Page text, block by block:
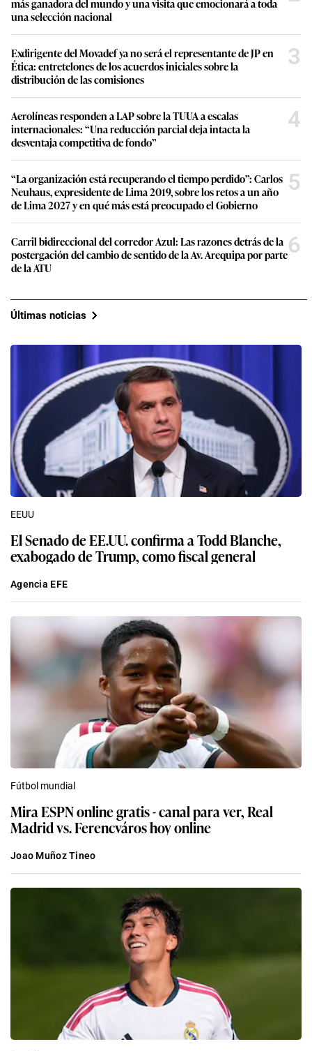
más ganadora del mundo y una visita que emocionará a toda
una selección nacional
Exdirigente del Movadef ya no será el representante de JP en
Ética: entretelones de los acuerdos iniciales sobre la
distribución de las comisiones
3
Aerolíneas responden a LAP sobre la TUUA a escalas
internacionales: “Una reducción parcial deja intacta la
desventaja competitiva de fondo”
4
“La organización está recuperando el tiempo perdido”: Carlos
Neuhaus, expresidente de Lima 2019, sobre los retos a un año
de Lima 2027 y en qué más está preocupado el Gobierno
5
Carril bidireccional del corredor Azul: Las razones detrás de la
postergación del cambio de sentido de la Av. Arequipa por parte
de la ATU
6
Últimas noticias
EEUU
El Senado de EE.UU. confirma a Todd Blanche,
exabogado de Trump, como fiscal general
Agencia EFE
Fútbol mundial
Mira ESPN online gratis - canal para ver, Real
Madrid vs. Ferencváros hoy online
Joao Muñoz Tineo